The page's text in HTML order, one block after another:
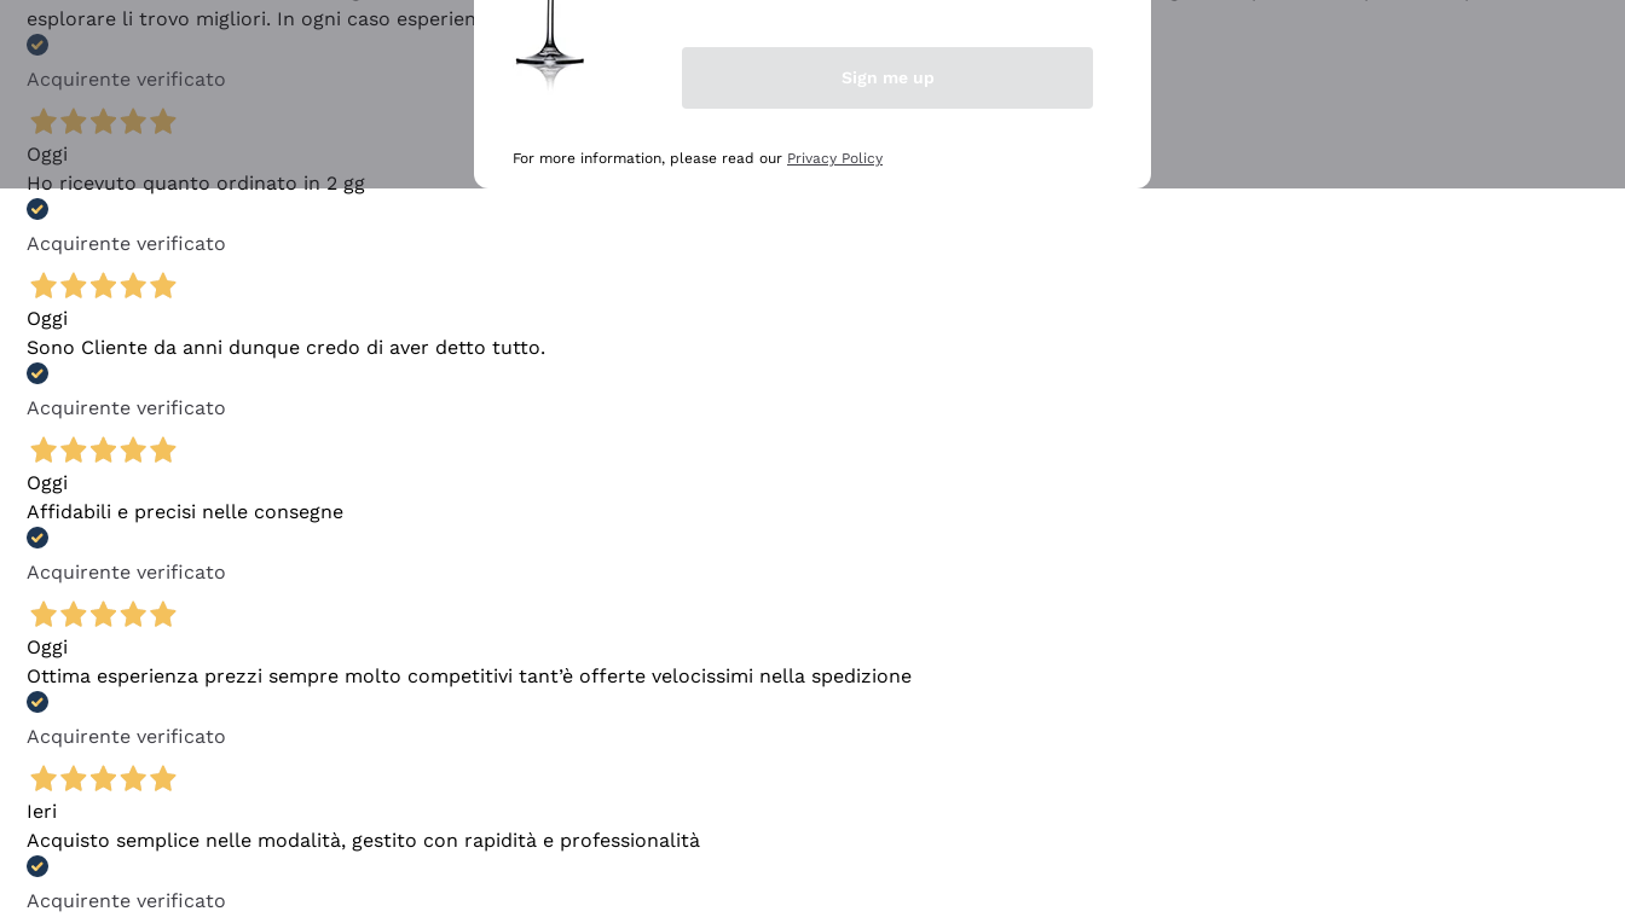
esplorare li trovo migliori. In ogni caso esperienza buona e lo consiglio! 👍
Acquirente verificato
Oggi
Ho ricevuto quanto ordinato in 2 gg
Acquirente verificato
Oggi
Sono Cliente da anni dunque credo di aver detto tutto.
Acquirente verificato
Oggi
Affidabili e precisi nelle consegne
Acquirente verificato
Oggi
Ottima esperienza prezzi sempre molto competitivi tant’è offerte velocissimi nella spedizione
Acquirente verificato
Ieri
Acquisto semplice nelle modalità, gestito con rapidità e professionalità
Acquirente verificato
Sign me up
For more information, please read our Privacy Policy